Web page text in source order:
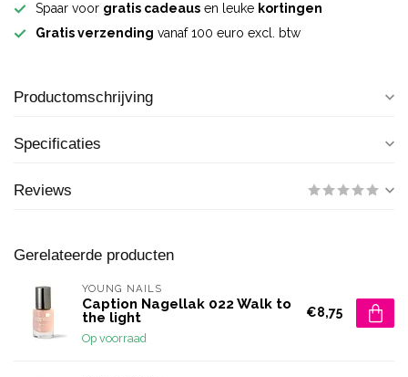
Spaar voor gratis cadeaus en leuke kortingen
Gratis verzending vanaf 100 euro excl. btw
Productomschrijving
Specificaties
Reviews
Gerelateerde producten
YOUNG NAILS
Caption Nagellak 022 Walk to
the light
Op voorraad
€8,75